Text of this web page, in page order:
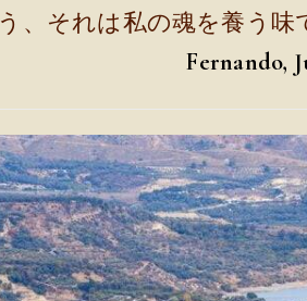
う、それは私の魂を養う味
Fernando,